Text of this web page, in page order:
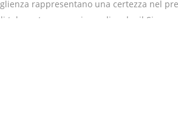
rappresentano una certezza nel
certezza possiamo dire che il